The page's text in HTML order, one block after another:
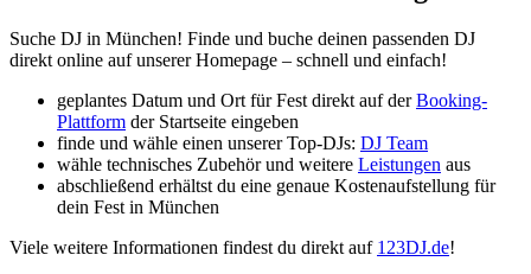
Suche DJ in München! Finde und buche deinen passenden DJ
direkt online auf unserer Homepage – schnell und einfach!
geplantes Datum und Ort für Fest direkt auf derBooking-
Plattform der Startseite eingeben
finde und wähle einen unserer Top-DJs: DJ Team
wähle technisches Zubehör und weitere Leistungen aus
abschließend erhältst du eine genaue Kostenaufstellung für
dein Fest in München
Viele weitere Informationen findest du direkt auf 123DJ.de!